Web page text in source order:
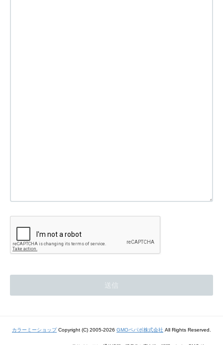
カラーミーショップCopyright (C) 2005-2026 GMOペパボ株式会社 All Rights Reserved.